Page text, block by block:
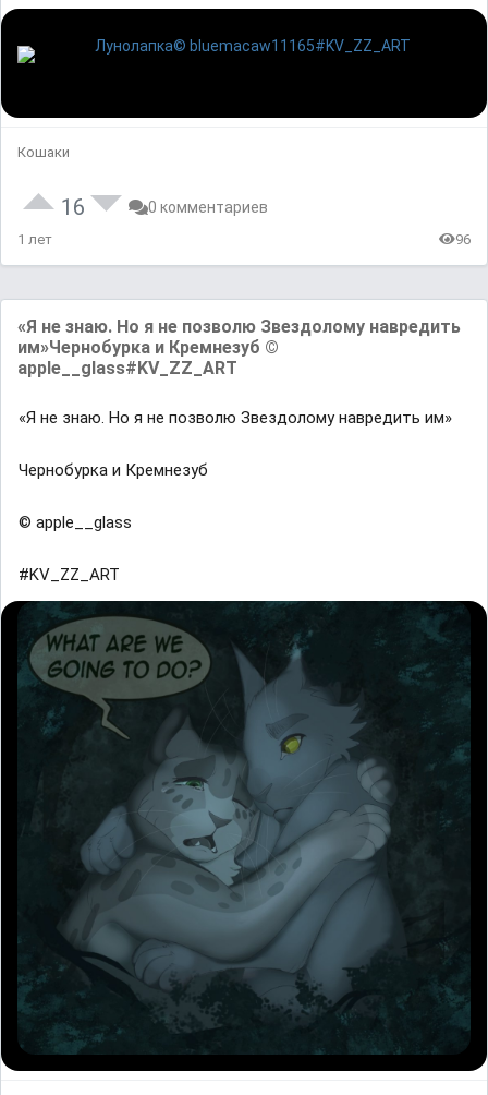
Кошаки
16 0 комментариев
1 лет 96
«Я не знаю. Но я не позволю Звездолому навредить
им»Чернобурка и Кремнезуб ©
apple__glass#KV_ZZ_ART
«Я не знаю. Но я не позволю Звездолому навредить им»
Чернобурка и Кремнезуб
© apple__glass
#KV_ZZ_ART